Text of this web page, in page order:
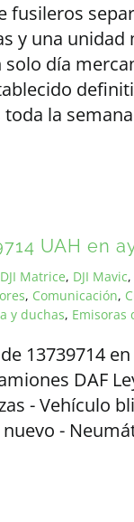
fusileros
y una
día
la
UAH en
DJI Matrice, DJI Mavic,
, Comunicación,
y duchas, Emisoras
13739714
DAF
- Vehículo
-